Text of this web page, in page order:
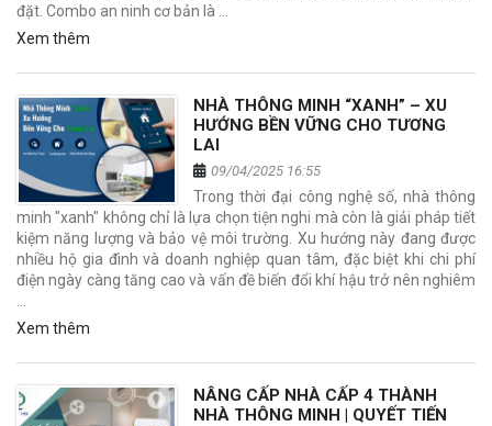
đặt. Combo an ninh cơ bản là …
Xem thêm
NHÀ THÔNG MINH “XANH” – XU
HƯỚNG BỀN VỮNG CHO TƯƠNG
LAI
09/04/2025 16:55
Trong thời đại công nghệ số, nhà thông
minh "xanh" không chỉ là lựa chọn tiện nghi mà còn là giải pháp tiết
kiệm năng lượng và bảo vệ môi trường. Xu hướng này đang được
nhiều hộ gia đình và doanh nghiệp quan tâm, đặc biệt khi chi phí
điện ngày càng tăng cao và vấn đề biến đổi khí hậu trở nên nghiêm
Xem thêm
NÂNG CẤP NHÀ CẤP 4 THÀNH
NHÀ THÔNG MINH | QUYẾT TIẾN